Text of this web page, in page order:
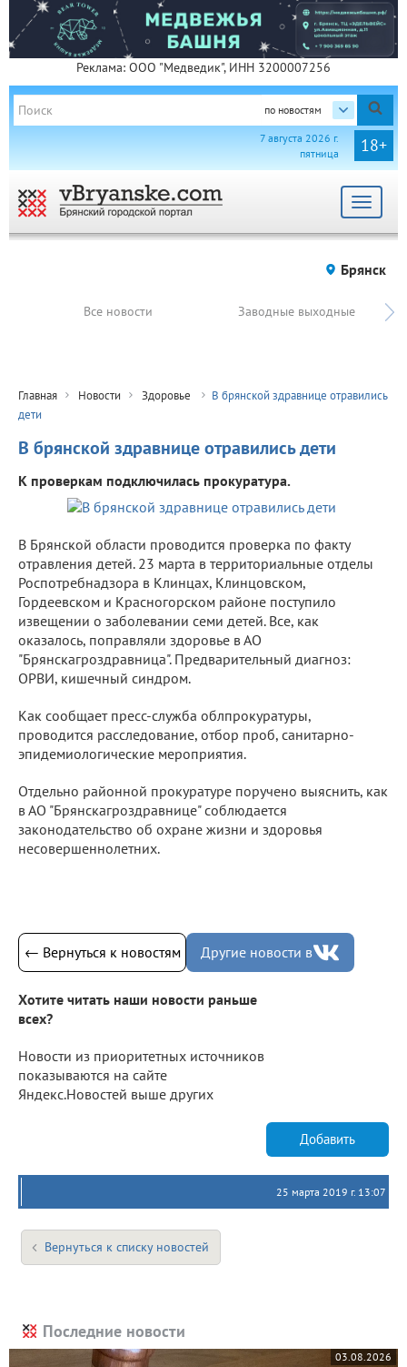
Реклама: ООО "Медведик", ИНН 3200007256
по новостям
18+
7 августа 2026 г.
пятница
Toggle
Брянск
Все новости Заводные выходные
Главная Новости Здоровье
В брянской здравнице отравились
дети
В брянской здравнице отравились дети
К проверкам подключилась прокуратура.
В Брянской области проводится проверка по факту
отравления детей. 23 марта в территориальные отделы
Роспотребнадзора в Клинцах, Клинцовском,
Гордеевском и Красногорском районе поступило
извещении о заболевании семи детей. Все, как
оказалось, поправляли здоровье в АО
"Брянскагроздравница". Предварительный диагноз:
ОРВИ, кишечный синдром.
Как сообщает пресс-служба облпрокуратуры,
проводится расследование, отбор проб, санитарно-
эпидемиологические мероприятия.
Отдельно районной прокуратуре поручено выяснить, как
в АО "Брянскагроздравнице" соблюдается
законодательство об охране жизни и здоровья
несовершеннолетних.
← Вернуться к новостям Другие новости в
Хотите читать наши новости раньше
всех?
Новости из приоритетных источников
показываются на сайте
Яндекс.Новостей выше других
Добавить
25 марта 2019 г. 13:07
Вернуться к списку новостей
Последние новости
03.08.2026